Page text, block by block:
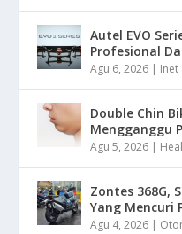
Autel EVO
Profesional
Agu 6, 2026 | Inet
Double Chin
Mengganggu
Agu 5, 2026 |
Zontes 368G,
Yang Mencuri
Agu 4, 2026 |